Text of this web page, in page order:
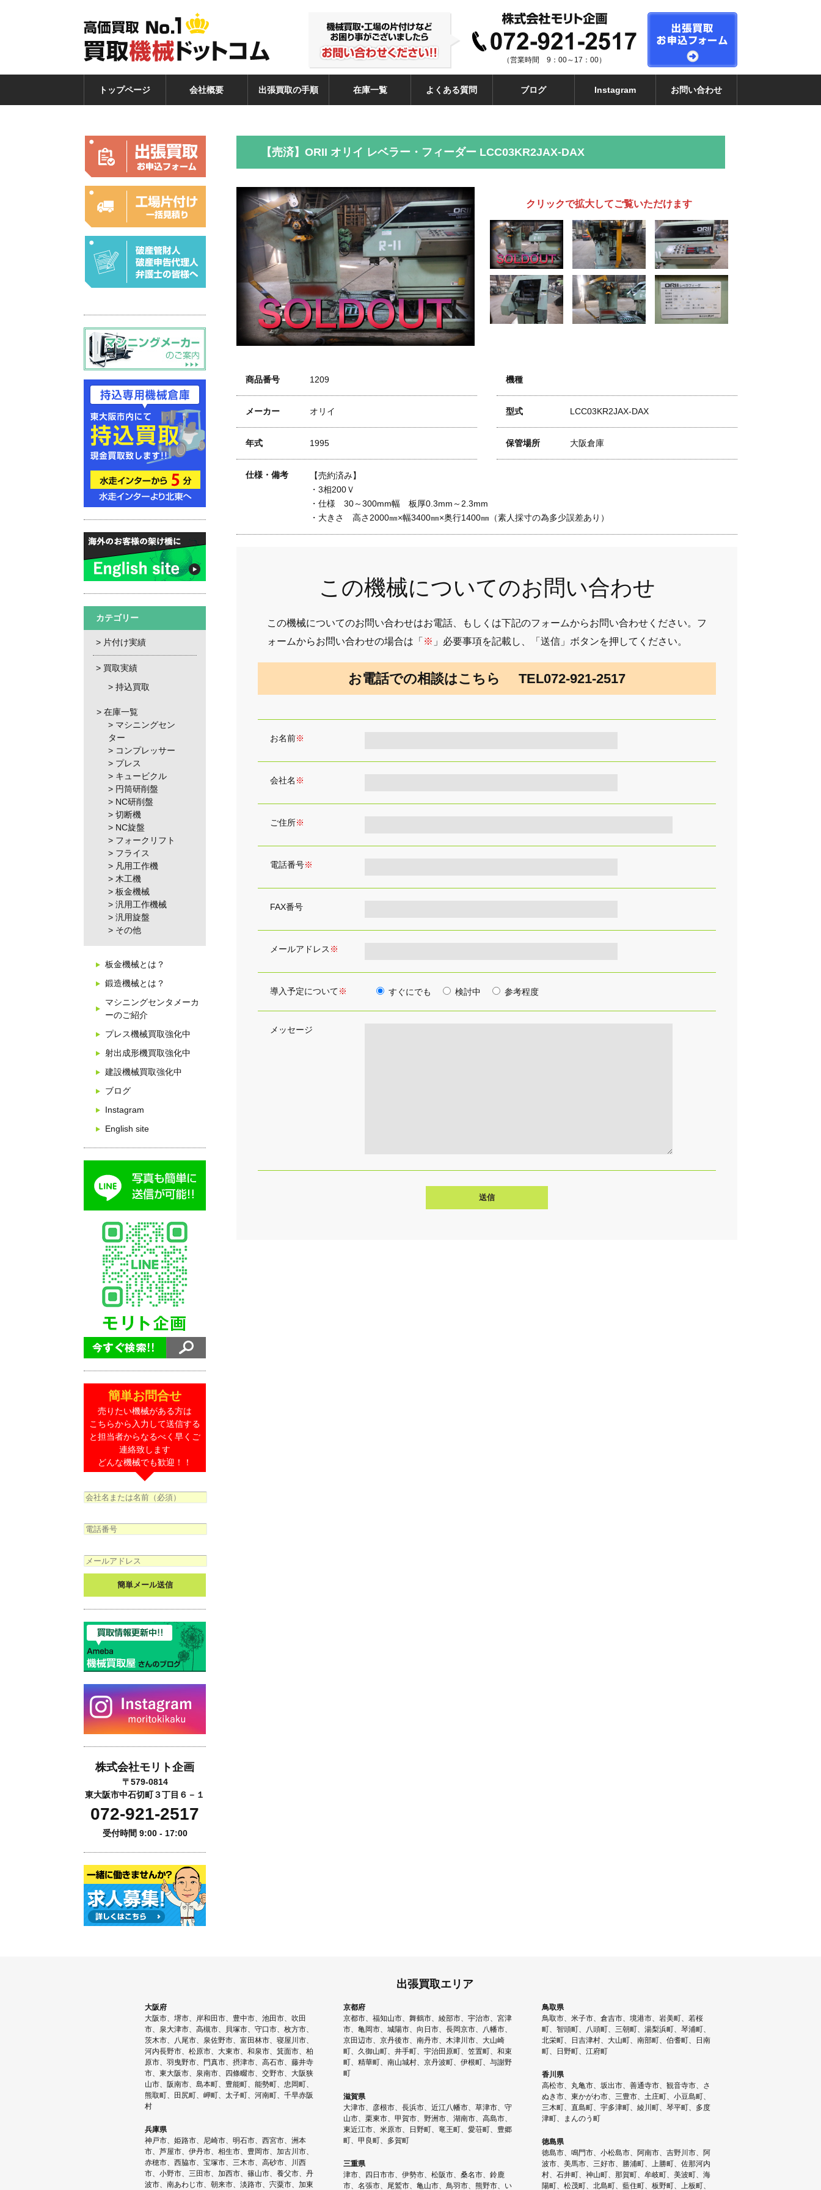
（営業時間 9：00～17：00）
トップページ 会社概要 出張買取の手順 在庫一覧 よくある質問 ブログ Instagram お問い合わせ
カテゴリー
片付け実績
買取実績
持込買取
在庫一覧
マシニングセン
ター
コンプレッサー
プレス
キュービクル
円筒研削盤
NC研削盤
切断機
NC旋盤
フォークリフト
フライス
凡用工作機
木工機
板金機械
汎用工作機械
汎用旋盤
その他
板金機械とは？
鍛造機械とは？
マシニングセンタメーカ
ーのご紹介
プレス機械買取強化中
射出成形機買取強化中
建設機械買取強化中
ブログ
Instagram
English site
簡単お問合せ
売りたい機械がある方は
こちらから入力して送信する
と担当者からなるべく早くご
連絡致します
どんな機械でも歓迎！！
株式会社モリト企画
〒579-0814
東大阪市中石切町３丁目６－１
072-921-2517
受付時間 9:00 - 17:00
【売済】ORII オリイ レベラー・フィーダー LCC03KR2JAX-DAX
クリックで拡大してご覧いただけます
商品番号 1209
メーカー オリイ
年式 1995
機種
型式 LCC03KR2JAX-DAX
保管場所 大阪倉庫
仕様・備考
【売約済み】
・3相200Ｖ
・仕様 30～300mm幅 板厚0.3mm～2.3mm
・大きさ 高さ2000㎜×幅3400㎜×奥行1400㎜（素人採寸の為多少誤差あり）
この機械についてのお問い合わせ
この機械についてのお問い合わせはお電話、もしくは下記のフォームからお問い合わせください。フ
ォームからお問い合わせの場合は「※ 」必要事項を記載し、「送信」ボタンを押してください。
お電話での相談はこちら TEL072-921-2517
お名前※
会社名 ※
ご住所※
電話番号※
FAX番号
メールアドレス ※
導入予定について※ すぐにでも 検討中 参考程度
メッセージ
出張買取エリア
大阪府
大阪市、堺市、岸和田市、豊中市、池田市、吹田
市、泉大津市、高槻市、貝塚市、守口市、枚方市、
茨木市、八尾市、泉佐野市、富田林市、寝屋川市、
河内長野市、松原市、大東市、和泉市、箕面市、柏
原市、羽曳野市、門真市、摂津市、高石市、藤井寺
市、東大阪市、泉南市、四條畷市、交野市、大阪狭
山市、阪南市、島本町、豊能町、能勢町、忠岡町、
熊取町、田尻町、岬町、太子町、河南町、千早赤阪
村
兵庫県
神戸市、姫路市、尼崎市、明石市、西宮市、洲本
市、芦屋市、伊丹市、相生市、豊岡市、加古川市、
赤穂市、西脇市、宝塚市、三木市、高砂市、川西
市、小野市、三田市、加西市、篠山市、養父市、丹
波市、南あわじ市、朝来市、淡路市、宍粟市、加東
京都府
京都市、福知山市、舞鶴市、綾部市、宇治市、宮津
市、亀岡市、城陽市、向日市、長岡京市、八幡市、
京田辺市、京丹後市、南丹市、木津川市、大山崎
町、久御山町、井手町、宇治田原町、笠置町、和束
町、精華町、南山城村、京丹波町、伊根町、与謝野
町
滋賀県
大津市、彦根市、長浜市、近江八幡市、草津市、守
山市、栗東市、甲賀市、野洲市、湖南市、高島市、
東近江市、米原市、日野町、竜王町、愛荘町、豊郷
町、甲良町、多賀町
三重県
津市、四日市市、伊勢市、松阪市、桑名市、鈴鹿
市、名張市、尾鷲市、亀山市、鳥羽市、熊野市、い
鳥取県
鳥取市、米子市、倉吉市、境港市、岩美町、若桜
町、智頭町、八頭町、三朝町、湯梨浜町、琴浦町、
北栄町、日吉津村、大山町、南部町、伯耆町、日南
町、日野町、江府町
香川県
高松市、丸亀市、坂出市、善通寺市、観音寺市、さ
ぬき市、東かがわ市、三豊市、土庄町、小豆島町、
三木町、直島町、宇多津町、綾川町、琴平町、多度
津町、まんのう町
徳島県
徳島市、鳴門市、小松島市、阿南市、吉野川市、阿
波市、美馬市、三好市、勝浦町、上勝町、佐那河内
村、石井町、神山町、那賀町、牟岐町、美波町、海
陽町、松茂町、北島町、藍住町、板野町、上板町、